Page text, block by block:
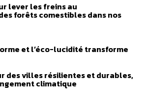
lever les freins au
forêts comestibles dans nos
et l’éco-lucidité transforme
des villes résilientes et durables,
climatique